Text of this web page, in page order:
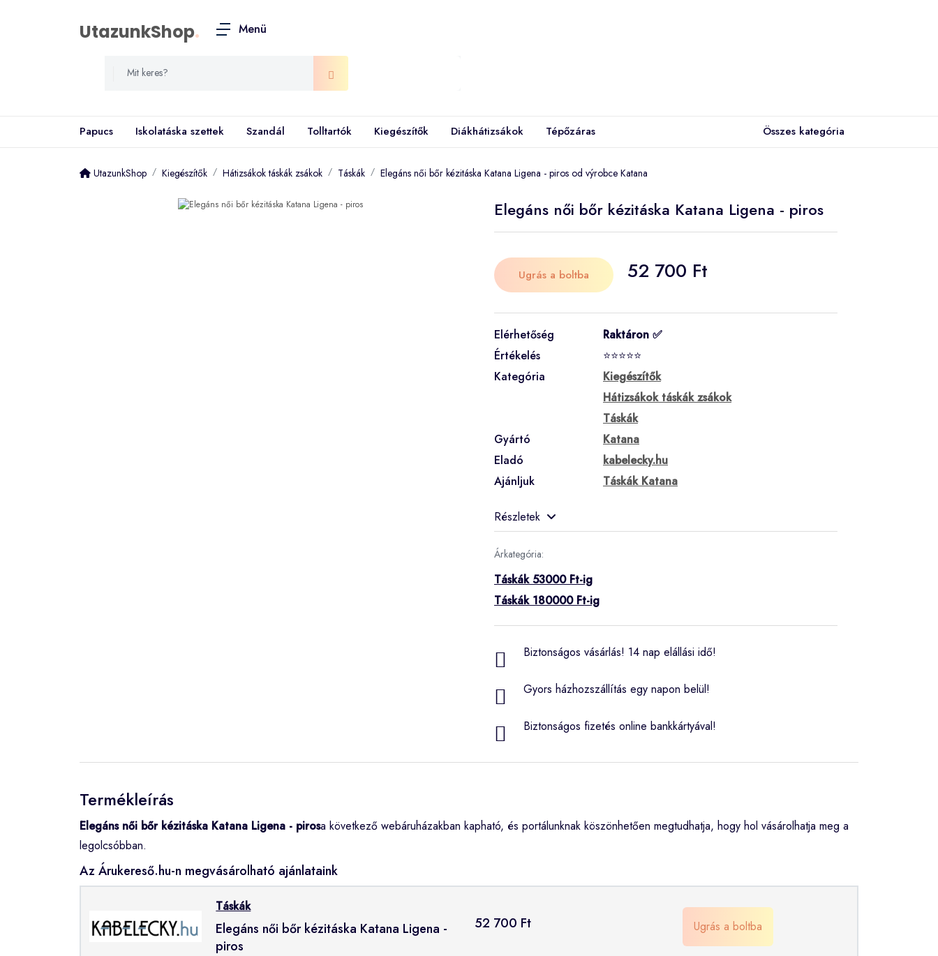
UtazunkShop. Menü
Papucs Iskolatáska szettek Szandál Tolltartók Kiegészítők Diákhátizsákok Tépőzáras Összes kategória
UtazunkShop Kiegészítők Hátizsákok táskák zsákok Táskák Elegáns női bőr kézitáska Katana Ligena - piros od výrobce Katana
Elegáns női bőr kézitáska Katana Ligena - piros
Ugrás a boltba 52 700 Ft
Elérhetőség
Raktáron ✅
Értékelés
⭐⭐⭐⭐⭐
Kategória
Kiegészítők
Hátizsákok táskák zsákok
Táskák
Gyártó
Katana
Eladó
kabelecky.hu
Ajánljuk
Táskák Katana
Részletek
Árkategória:
Táskák 53000 Ft-ig
Táskák 180000 Ft-ig
Biztonságos vásárlás! 14 nap elállási idő!
Gyors házhozszállítás egy napon belül!
Biztonságos fizetés online bankkártyával!
Termékleírás
Elegáns női bőr kézitáska Katana Ligena - pirosa következő webáruházakban kapható, és portálunknak köszönhetően megtudhatja, hogy hol vásárolhatja meg a
legolcsóbban.
Az Árukereső.hu-n megvásárolható ajánlataink
Táskák
Elegáns női bőr kézitáska Katana Ligena -
piros
52 700 Ft Ugrás a boltba